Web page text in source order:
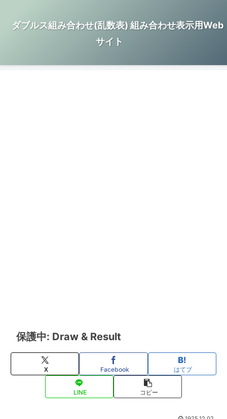
ダブルス組み合わせ(乱数表) 組み合わせ表示用Web
サイト
保護中: Draw & Result
X Facebook はてブ
LINE コピー